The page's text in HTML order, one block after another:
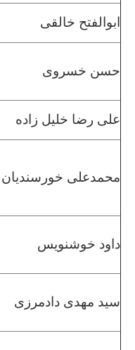
ابوالفتح خالقی
حسن خسروی
علی رضا خلیل زاده
محمدعلی خورسندیان
داود خوشنویس
سید مهدی دادمرزی